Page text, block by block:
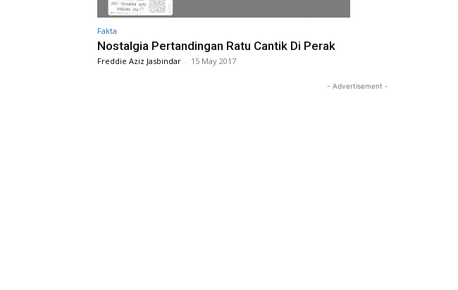
Fakta
Nostalgia Pertandingan Ratu Cantik Di Perak
Freddie Aziz Jasbindar - 15 May 2017
- Advertisement -